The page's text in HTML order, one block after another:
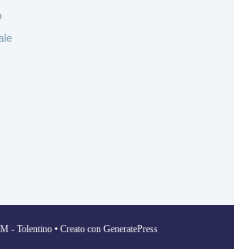
- Tolentino • Creato con GeneratePress